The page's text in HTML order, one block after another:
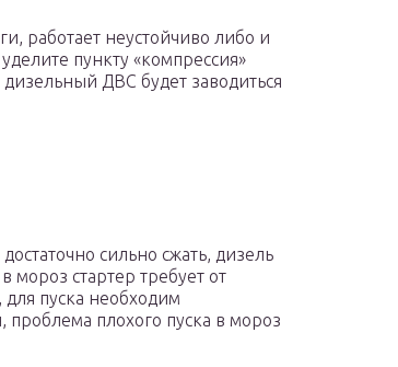
работает неустойчиво либо и
пункту «компрессия»
ДВС будет заводиться
сильно сжать, дизель
мороз стартер требует от
пуска необходим
проблема плохого пуска в мороз